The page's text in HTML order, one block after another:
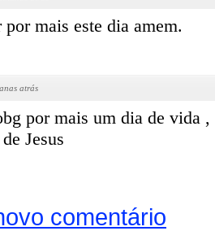
mais este dia amem.
atrás
por mais um dia de vida ,
Jesus
comentário